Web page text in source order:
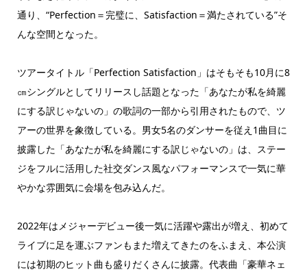
通り、“Perfection＝完璧に、Satisfaction＝満たされている”そ
んな空間となった。
ツアータイトル「Perfection Satisfaction」はそもそも10月に8
㎝シングルとしてリリースし話題となった「あなたが私を綺麗
にする訳じゃないの」の歌詞の一部から引用されたもので、ツ
アーの世界を象徴している。男女5名のダンサーを従え1曲目に
披露した「あなたが私を綺麗にする訳じゃないの」は、ステー
ジをフルに活用した社交ダンス風なパフォーマンスで一気に華
やかな雰囲気に会場を包み込んだ。
2022年はメジャーデビュー後一気に活躍や露出が増え、初めて
ライブに足を運ぶファンもまた増えてきたのをふまえ、本公演
には初期のヒット曲も盛りだくさんに披露。代表曲「豪華ネェ